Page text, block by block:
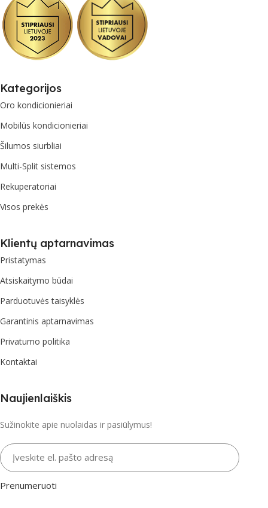
Kategorijos
Oro kondicionieriai
Mobilūs kondicionieriai
Šilumos siurbliai
Multi-Split sistemos
Rekuperatoriai
Visos prekės
Klientų aptarnavimas
Pristatymas
Atsiskaitymo būdai
Parduotuvės taisyklės
Garantinis aptarnavimas
Privatumo politika
Kontaktai
Naujienlaiškis
Sužinokite apie nuolaidas ir pasiūlymus!
Įveskite el. pašto adresą
Prenumeruoti